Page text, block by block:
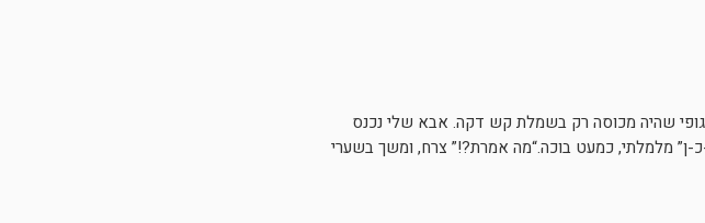
גופי שהיה מכוסה רק בשמלת קש דקה. אבא שלי נכנס
ן” מלמלתי, כמעט בוכה.“מה אמרת?!” צרח, ומשך בשערי